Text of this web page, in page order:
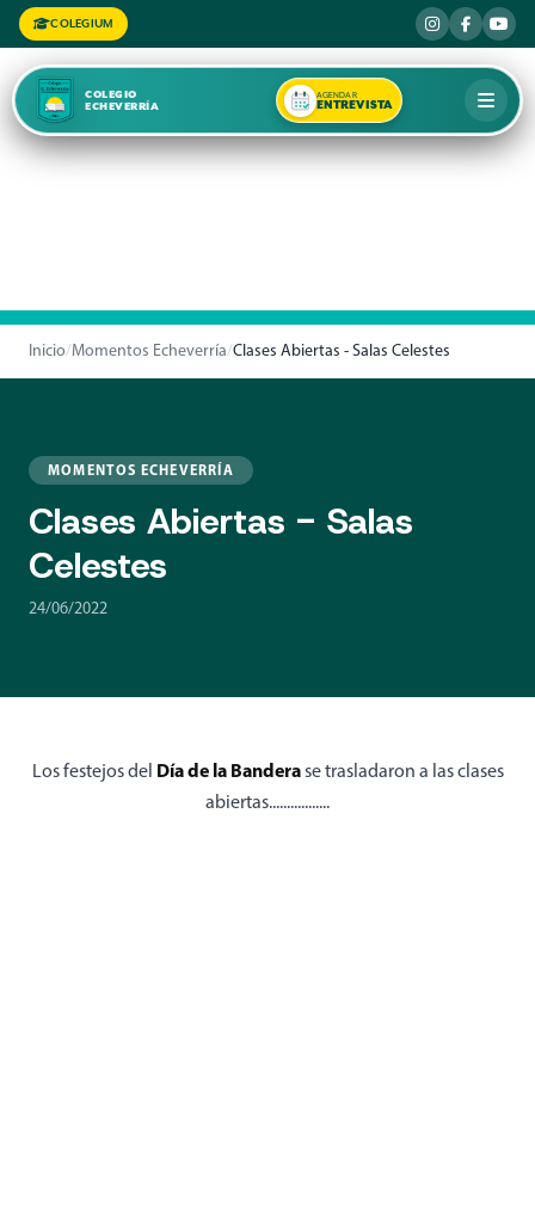
COLEGIUM
COLEGIO
ECHEVERRÍA
AGENDAR
ENTREVISTA
Inicio/Momentos Echeverría/Clases Abiertas - Salas Celestes
MOMENTOS ECHEVERRÍA
Clases Abiertas - Salas
Celestes
24/06/2022
Los festejos del Día de la Banderase trasladaron a las clases
abiertas.................